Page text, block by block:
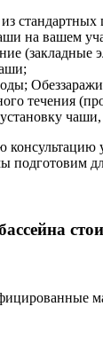
на вашем
течения
консультацию
подготовим